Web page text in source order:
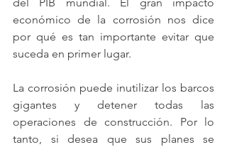
económico de la corrosión nos dice
por qué es tan importante evitar que
suceda en primer lugar.
La corrosión puede inutilizar los barcos
gigantes y detener todas las
operaciones de construcción. Por lo
tanto, si desea que sus planes se